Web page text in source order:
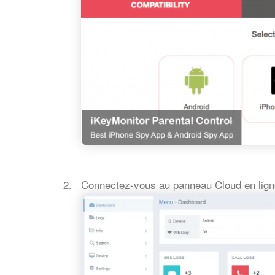
Connectez-vous au panneau Cloud en